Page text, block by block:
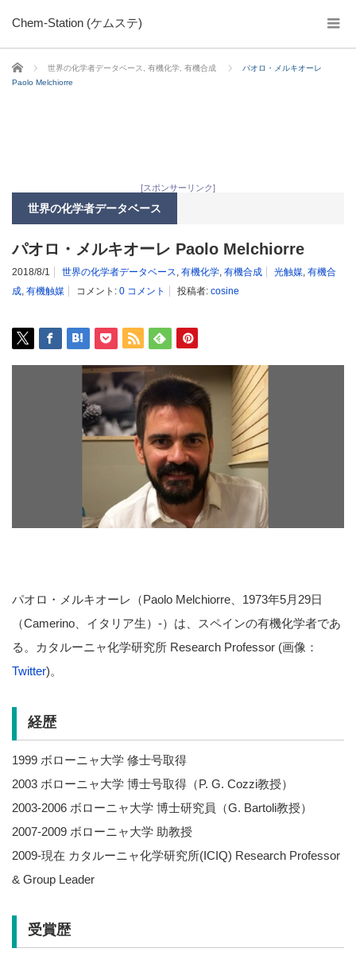
Chem-Station (ケムステ)
ホーム 世界の化学者データベース 有機化学 有機合成
パオロ・メルキオーレ
Paolo Melchiorre
[スポンサーリンク]
世界の化学者データベース
パオロ・メルキオーレ Paolo Melchiorre
2018/8/1 世界の化学者データベース, 有機化学, 有機合成 光触媒, 有機合
成, 有機触媒 コメント: 0 コメント 投稿者: cosine
パオロ・メルキオーレ（Paolo Melchiorre、1973年5月29日
（Camerino、イタリア生）-）は、スペインの有機化学者であ
る。カタルーニャ化学研究所 Research Professor (画像：
Twitter)。
経歴
1999 ボローニャ大学 修士号取得
2003 ボローニャ大学 博士号取得（P. G. Cozzi教授）
2003-2006 ボローニャ大学 博士研究員（G. Bartoli教授）
2007-2009 ボローニャ大学 助教授
2009-現在 カタルーニャ化学研究所(ICIQ) Research Professor
& Group Leader
受賞歴